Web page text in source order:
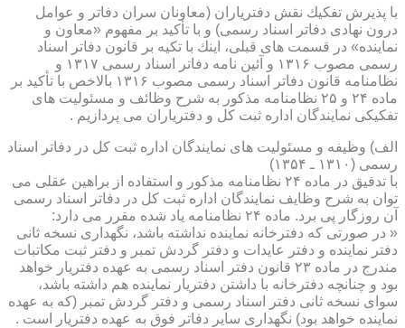
با پذیرش تفكیك نقش دفتریاران (معاونان سران دفاتر و عوامل
درون نهادی دفاتر اسناد رسمی) و با تأكید بر مفهوم «معاون و
نماینده» در قسمت های قبلی، اینك با تكیه بر قانون دفاتر اسناد
رسمی مصوب ۱۳۱۶ و آئین نامه دفاتر اسناد رسمی ۱۳۱۷ و
نظامنامه قانون دفاتر اسناد رسمی مصوب ۱۳۱۶ بالاخص با تأكید بر
ماده ۲۴ و ۲۵ نظامنامه مذكور به شرح وظائف و مسئولیت های
تفكیكی نمایندگان اداره ثبت كل و دفتریاران می پردازیم .
الف) وظیفه و مسئولیت های نمایندگان اداره ثبت كل در دفاتر اسناد
رسمی (۱۳۱۰ ـ ۱۳۵۴)
با تدقیق در ماده ۲۴ نظامنامه مذكور و استفاده از براهین عقلی می
توان به شرح وظایف نمایندگان اداره ثبت كل در دفاتر اسناد رسمی
آن روزگار پی برد. ماده ۲۴ نظامنامه یاد شده مقرر می دارد:
« در صورتی كه دفترخانه نماینده نداشته باشد، نگهداری نسخه ثانی
دفتر نماینده و دفتر عایدات و دفتر گردش تمبر و دفتر ثبت مكاتبات
مندرج در ماده ۲۳ قانون دفتر اسناد رسمی به عهده دفتریار خواهد
بود و چنانچه دفترخانه با داشتن دفتریار نماینده هم داشته باشد،
سوای نسخه ثانی دفتر اسناد رسمی و دفتر گردش تمبر (كه به عهده
نماینده خواهد بود) نگهداری سایر دفاتر فوق به عهده دفتریار است .